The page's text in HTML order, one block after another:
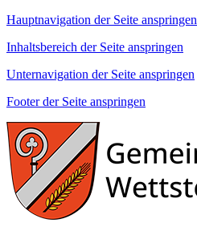
Hauptnavigation der Seite anspringen
Inhaltsbereich der Seite anspringen
Unternavigation der Seite anspringen
Footer der Seite anspringen